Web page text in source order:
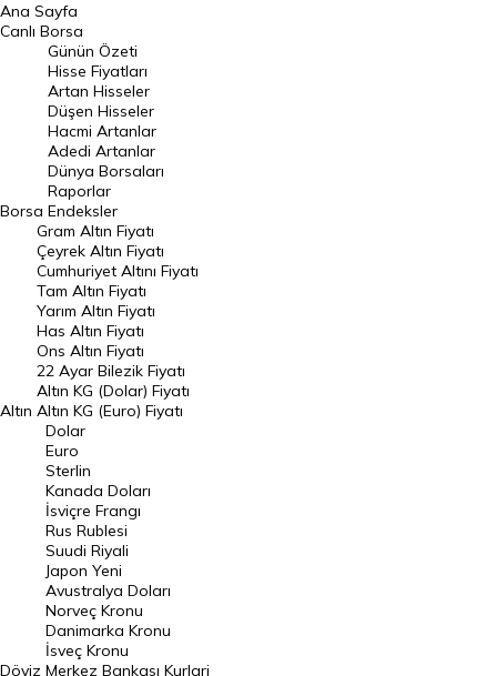
BIST 100 Hisseleri
En Çok Artan Hisseler
En Çok Düşen Hisseler
Hacmi Artanlar
Geçmiş Kapanışlar
Dünya Borsaları
Raporlar
Endeksler
DÖVİZ
Döviz Kuru
Dolar Kuru
Euro Kuru
Pound Kuru
Frank Kuru
Riyal Kuru
Avustralya Doları
Danimarka Kronu Kuru
Kanada Doları Kuru
Norveç Kronu Kuru
Ana Sayfa
Canlı Borsa
Borsa
Günün Özeti
Hisse Fiyatları
Artan Hisseler
Düşen Hisseler
Hacmi Artanlar
Adedi Artanlar
Dünya Borsaları
Raporlar
Endeksler
Altın
Gram Altın Fiyatı
Çeyrek Altın Fiyatı
Cumhuriyet Altını Fiyatı
Tam Altın Fiyatı
Yarım Altın Fiyatı
Has Altın Fiyatı
Ons Altın Fiyatı
22 Ayar Bilezik Fiyatı
Altın KG (Dolar) Fiyatı
Altın KG (Euro) Fiyatı
Döviz
Dolar
Euro
Sterlin
Kanada Doları
İsviçre Frangı
Rus Rublesi
Suudi Riyali
Japon Yeni
Avustralya Doları
Norveç Kronu
Danimarka Kronu
İsveç Kronu
Merkez Bankası Kurlari